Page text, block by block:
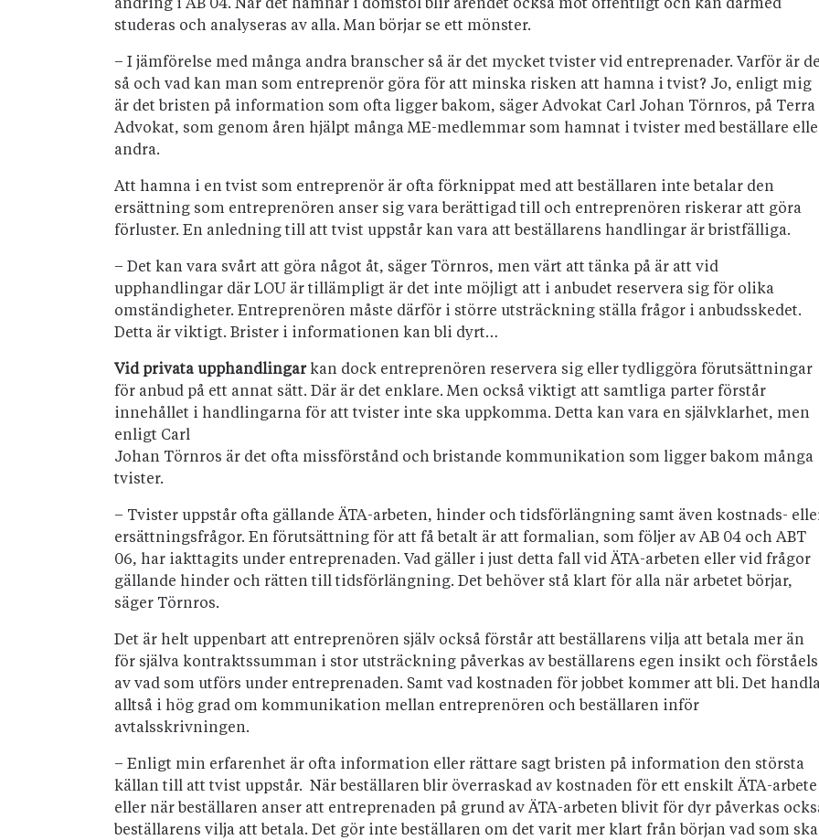
ändring i AB 04. När det hamnar i domstol blir ärendet också mot offentligt och kan därmed
studeras och analyseras av alla. Man börjar se ett mönster.
– I jämförelse med många andra branscher så är det mycket tvister vid entreprenader. Varför är
så och vad kan man som entreprenör göra för att minska risken att hamna i tvist? Jo, enligt mig
är det bristen på information som ofta ligger bakom, säger Advokat Carl Johan Törnros, på Terra
Advokat, som genom åren hjälpt många ME-medlemmar som hamnat i tvister med beställare
andra.
Att hamna i en tvist som entreprenör är ofta förknippat med att beställaren inte betalar den
ersättning som entreprenören anser sig vara berättigad till och entreprenören riskerar att göra
förluster. En anledning till att tvist uppstår kan vara att beställarens handlingar är bristfälliga.
– Det kan vara svårt att göra något åt, säger Törnros, men värt att tänka på är att vid
upphandlingar där LOU är tillämpligt är det inte möjligt att i anbudet reservera sig för olika
omständigheter. Entreprenören måste därför i större utsträckning ställa frågor i anbudsskedet.
Detta är viktigt. Brister i informationen kan bli dyrt…
Vid privata upphandlingarkan dock entreprenören reservera sig eller tydliggöra förutsättningar
för anbud på ett annat sätt. Där är det enklare. Men också viktigt att samtliga parter förstår
innehållet i handlingarna för att tvister inte ska uppkomma. Detta kan vara en självklarhet, men
enligt Carl
Johan Törnros är det ofta missförstånd och bristande kommunikation som ligger bakom många
tvister.
– Tvister uppstår ofta gällande ÄTA-arbeten, hinder och tidsförlängning samt även kostnads-
ersättningsfrågor. En förutsättning för att få betalt är att formalian, som följer av AB 04 och ABT
06, har iakttagits under entreprenaden. Vad gäller i just detta fall vid ÄTA-arbeten eller vid frågor
gällande hinder och rätten till tidsförlängning. Det behöver stå klart för alla när arbetet börjar,
säger Törnros.
Det är helt uppenbart att entreprenören själv också förstår att beställarens vilja att betala mer än
för själva kontraktssumman i stor utsträckning påverkas av beställarens egen insikt och
av vad som utförs under entreprenaden. Samt vad kostnaden för jobbet kommer att bli. Det
alltså i hög grad om kommunikation mellan entreprenören och beställaren inför
avtalsskrivningen.
– Enligt min erfarenhet är ofta information eller rättare sagt bristen på information den största
källan till att tvist uppstår. När beställaren blir överraskad av kostnaden för ett enskilt ÄTA-arbete
eller när beställaren anser att entreprenaden på grund av ÄTA-arbeten blivit för dyr påverkas
beställarens vilja att betala. Det gör inte beställaren om det varit mer klart från början vad som ska